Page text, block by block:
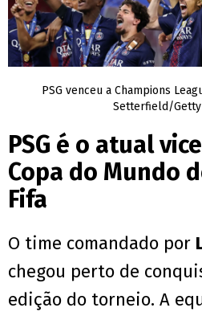
PSG venceu a Champions
Setterfield/Getty
PSG é o atual
Copa do Mundo
Fifa
O time comandado por
chegou perto de
edição do torneio. A